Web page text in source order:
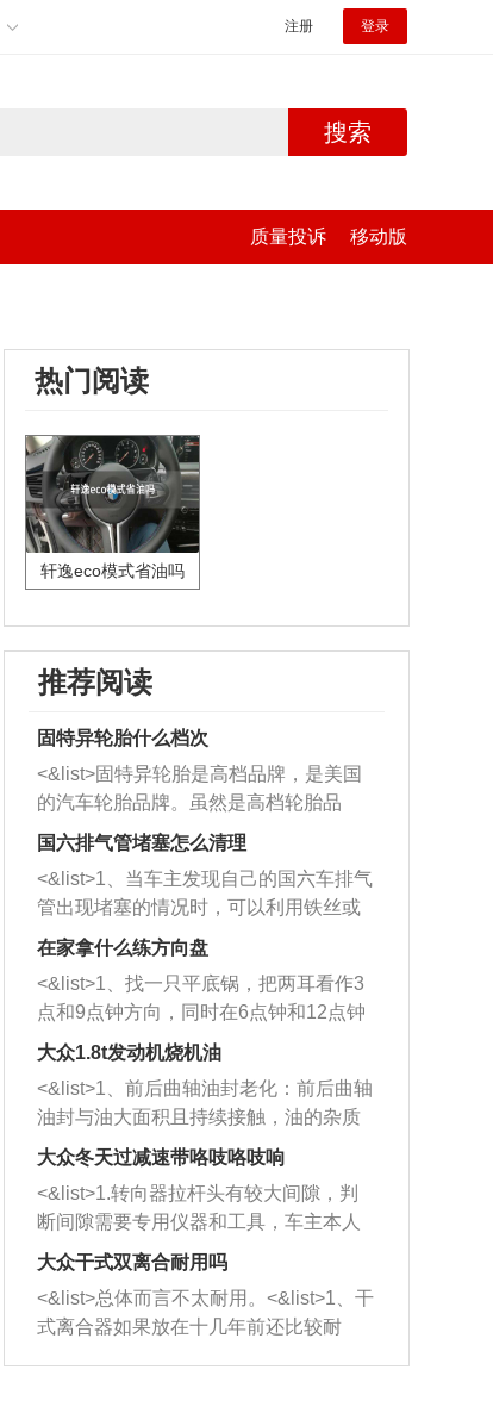
注册 登录
搜索
质量投诉 移动版
热门阅读
轩逸eco模式省油吗
推荐阅读
固特异轮胎什么档次
<&list>固特异轮胎是高档品牌，是美国
的汽车轮胎品牌。虽然是高档轮胎品
牌，但是中高低端的轮胎都有生产，这
也是为了更好的开拓市场。
国六排气管堵塞怎么清理
<&list>1、当车主发现自己的国六车排气
管出现堵塞的情况时，可以利用铁丝或
者是细棍，直接将杂物给取出来，如果
堵塞情况比较严重，也可以采取应急措
施。 <&list>2、直接利用木棍将所有的
杂物推到排气管里面的位置处，然后将
三元催化器拆解开，就可以将堵塞的东
西取出来。但如果是因为积碳过多引起
的堵塞，就需要将三元催化器泡在草酸
洗剂对堵塞的情况得到解决，将清洗剂
放在燃油箱中，与燃油混合后，车辆启
动时，就可以和汽油一起进入到燃烧
室，最后形成废气排出，就可以让三元
催化器得到清洗，排气管堵塞的情况就
能够得到解决。
在家拿什么练方向盘
<&list>1、找一只平底锅，把两耳看作3
点和9点钟方向，同时在6点钟和12点钟
方向做一个标记。 <&list>2、双手握住
一圈半的练习，往右同样也要打相同的
圈数。 <&list>3、最后强调要反复练
习，这样就可以形成肌肉记忆，在真实
驾驶车辆时，不需要记忆也能打好方
向。
大众1.8t发动机烧机油
<&list>1、前后曲轴油封老化：前后曲轴
油封与油大面积且持续接触，油的杂质
和发动机内持续温度变化使其密封效果
逐渐减弱，导致渗油或漏油。<&list>2、
活塞间隙过大：积碳会使活塞环与缸体
的间隙扩大，导致机油流入燃烧室中，
造成烧机油。<&list>3、机油粘度。使用
机油粘度过小的话，同样会有烧机油现
象，机油粘度过小具有很好的流动性，
大众冬天过减速带咯吱咯吱响
<&list>1.转向器拉杆头有较大间隙，判
断间隙需要专用仪器和工具，车主本人
无法制作，需要将车辆送到修理厂或4s
店；<&list>2.车辆半轴套管防尘罩破
裂，破裂后会出现漏油现象，使半轴磨
损严重，磨损的半轴容易损坏，产生异
响；<&list>3.稳定器的转向胶套和球头
大众干式双离合耐用吗
<&list>总体而言不太耐用。<&list>1、干
式离合器如果放在十几年前还比较耐